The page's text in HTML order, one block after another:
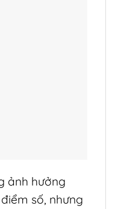
ảnh hưởng
số, nhưng